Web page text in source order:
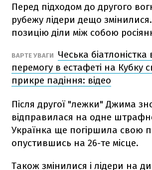
Перед підходом до другого
рубежу лідери дещо
позицію діли між собою
ВАРТЕ УВАГИ
Чеська
перемогу в естафеті на Кубку
прикре падіння: відео
Після другої "лежки" Джима
відправилася на одне
Українка ще погіршила свою
опустившись на 26-те місце.
Також змінилися і лідери на